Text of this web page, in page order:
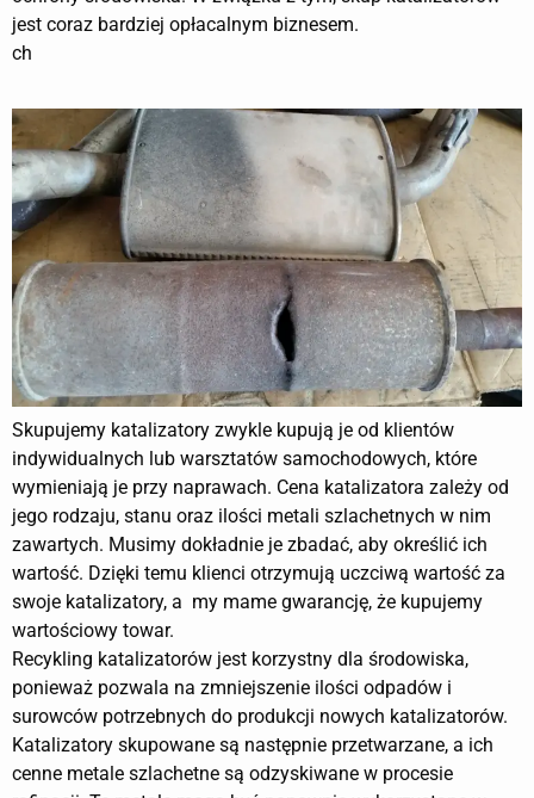
jest coraz bardziej opłacalnym biznesem.
ch
Skupujemy katalizatory zwykle kupują je od klientów
indywidualnych lub warsztatów samochodowych, które
wymieniają je przy naprawach. Cena katalizatora zależy od
jego rodzaju, stanu oraz ilości metali szlachetnych w nim
zawartych. Musimy dokładnie je zbadać, aby określić ich
wartość. Dzięki temu klienci otrzymują uczciwą wartość za
swoje katalizatory, a my mame gwarancję, że kupujemy
wartościowy towar.
Recykling katalizatorów jest korzystny dla środowiska,
ponieważ pozwala na zmniejszenie ilości odpadów i
surowców potrzebnych do produkcji nowych katalizatorów.
Katalizatory skupowane są następnie przetwarzane, a ich
cenne metale szlachetne są odzyskiwane w procesie